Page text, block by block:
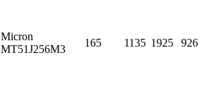
Micron
MT51J256M3
165 1135 1925 926